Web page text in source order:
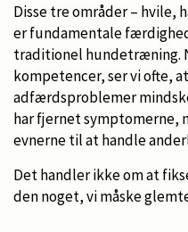
Disse tre områder – hvile,
er fundamentale
traditionel hundetræning.
kompetencer, ser vi ofte,
adfærdsproblemer
har fjernet symptomerne,
evnerne til at handle
Det handler ikke om at
den noget, vi måske